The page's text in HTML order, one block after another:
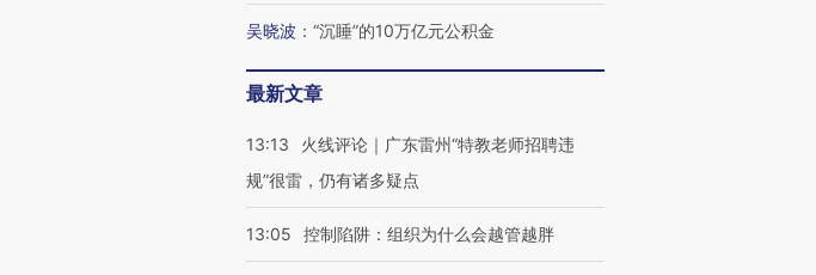
吴晓波 ： “沉睡”的10万亿元公积金
最新文章
13:13
火线评论｜广东雷州“特教老师招聘违
规”很雷，仍有诸多疑点
13:05 控制陷阱：组织为什么会越管越胖